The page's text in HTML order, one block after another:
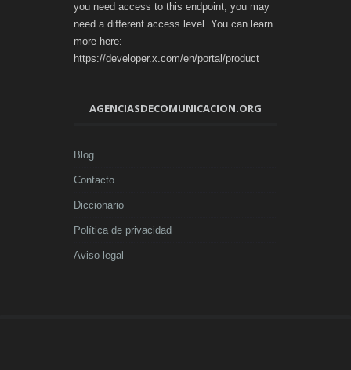
you need access to this endpoint, you may
need a different access level. You can learn
more here:
https://developer.x.com/en/portal/product
AGENCIASDECOMUNICACION.ORG
Blog
Contacto
Diccionario
Política de privacidad
Aviso legal